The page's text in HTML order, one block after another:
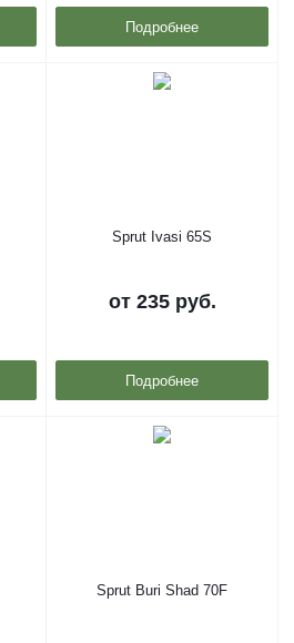
Подробнее
Sprut Ivasi 65S
от 235 руб.
Подробнее
Sprut Buri Shad 70F